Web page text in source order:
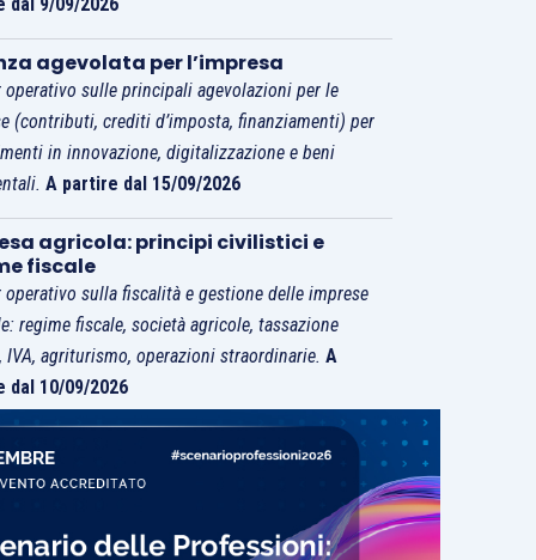
dal 9/09/2026
agevolata per l’impresa
operativo sulle principali agevolazioni per le
(contributi, crediti d’imposta, finanziamenti) per
in innovazione, digitalizzazione e beni
A partire dal 15/09/2026
agricola: principi civilistici e
fiscale
operativo sulla fiscalità e gestione delle imprese
regime fiscale, società agricole, tassazione
IVA, agriturismo, operazioni straordinarie.A
dal 10/09/2026